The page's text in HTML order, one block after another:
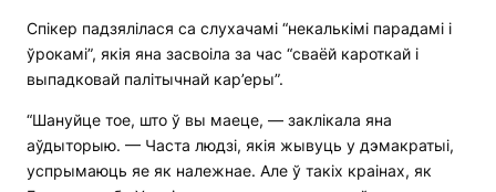
Спікер падзялілася са слухачамі “некалькімі парадамі і
ўрокамі”, якія яна засвоіла за час “сваёй кароткай і
выпадковай палітычнай кар’еры”.
“Шануйце тое, што ў вы маеце, — заклікала яна
аўдыторыю. — Часта людзі, якія жывуць у дэмакратыі,
успрымаюць яе як належнае. Але ў такіх краінах, як